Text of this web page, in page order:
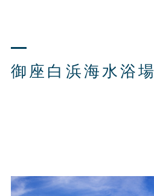
御座白浜海水浴場